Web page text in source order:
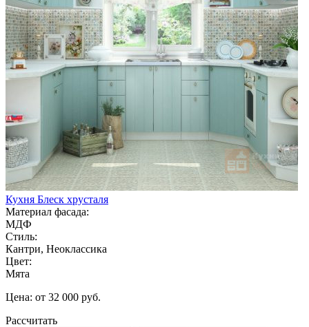
Кухня Блеск хрусталя
Материал фасада:
МДФ
Стиль:
Кантри, Неоклассика
Цвет:
Мята
Цена: от 32 000 руб.
Рассчитать